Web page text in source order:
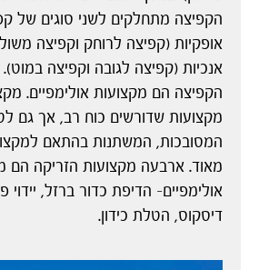
הקפיצה מתחלקים לשני סוגים של
אופקיות (קפיצה לרוחק וקפיצה
אנכיות (קפיצה לגובה וקפיצה
הקפיצה הם מקצועות אולימפיים.
מקצועות שדורשים כוח רב, אך גם
המסובכות, המשתנות בהתאם
מאוד. ארבעה מקצועות הזריקה הם
אולימפיים- הדיפת כדור ברזל, יידוי
דיסקוס, הטלת כידון.